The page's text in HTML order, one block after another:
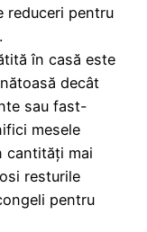
reduceri pentru
în casă este
decât
sau fast-
mesele
cantități mai
resturile
pentru